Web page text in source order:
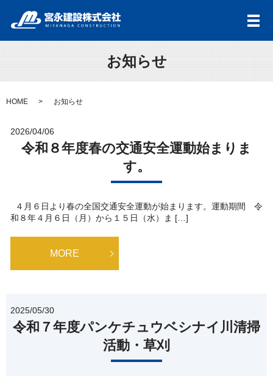
メ
お知らせ
HOME お知らせ
2026/04/06
令和８年度春の交通安全運動始まりま
す。
４月６日より春の全国交通安全運動が始まります。運動期間 令
和８年４月６日（月）から１５日（水）ま […]
MORE
2025/05/30
令和７年度パンケチュウベシナイ川清掃
活動・草刈